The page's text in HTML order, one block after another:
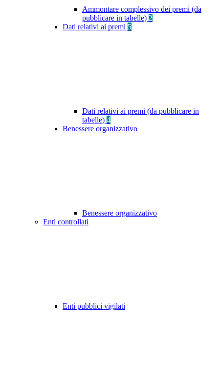
Ammontare complessivo dei premi (da
pubblicare in tabelle) 2
Dati relativi ai premi 5
Dati relativi ai premi (da pubblicare in
tabelle) 4
Benessere organizzativo
Benessere organizzativo
Enti controllati
Enti pubblici vigilati